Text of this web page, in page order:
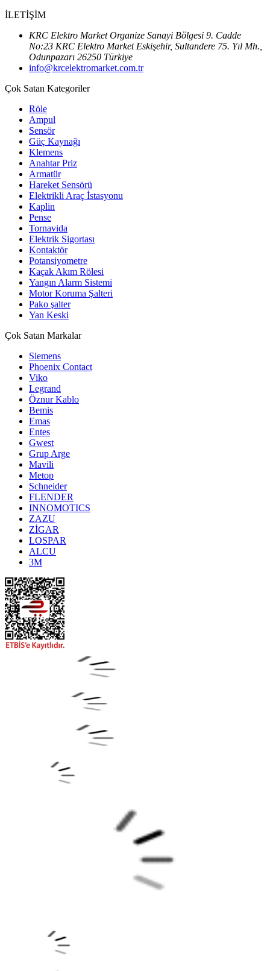
İLETİŞİM
KRC Elektro Market Organize Sanayi Bölgesi 9. Cadde
No:23 KRC Elektro Market Eskişehir, Sultandere 75. Yıl Mh.,
Odunpazarı 26250 Türkiye
info@krcelektromarket.com.tr
Çok Satan Kategoriler
Röle
Ampul
Sensör
Güç Kaynağı
Klemens
Anahtar Priz
Armatür
Hareket Sensörü
Elektrikli Araç İstasyonu
Kaplin
Pense
Tornavida
Elektrik Sigortası
Kontaktör
Potansiyometre
Kaçak Akım Rölesi
Yangın Alarm Sistemi
Motor Koruma Şalteri
Pako şalter
Yan Keski
Çok Satan Markalar
Siemens
Phoenix Contact
Viko
Legrand
Öznur Kablo
Bemis
Emas
Entes
Gwest
Grup Arge
Mavili
Metop
Schneider
FLENDER
INNOMOTICS
ZAZU
ZİGAR
LOSPAR
ALCU
3M